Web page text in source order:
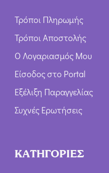
Τρόποι Πληρωμής
Τρόποι Αποστολής
Ο Λογαριασμός Μου
Είσοδος στο Portal
Εξέλιξη Παραγγελίας
Συχνές Ερωτήσεις
ΚΑΤΗΓΟΡΙΕΣ